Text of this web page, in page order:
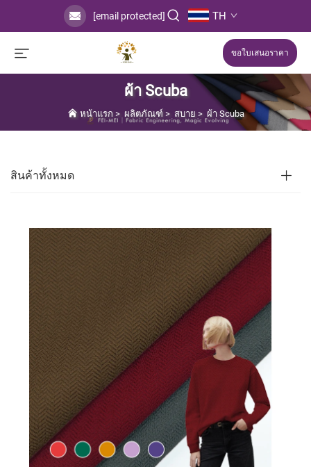
[email protected] TH
ขอใบเสนอราคา
ผ้า Scuba
หน้าแรก > ผลิตภัณฑ์ > สบาย > ผ้า Scuba
สินค้าทั้งหมด